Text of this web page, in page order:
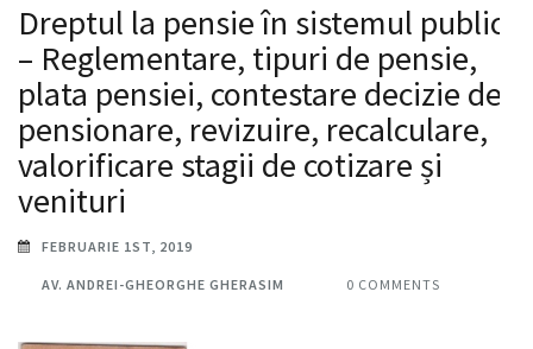
Dreptul la pensie în sistemul public
– Reglementare, tipuri de pensie,
plata pensiei, contestare decizie de
pensionare, revizuire, recalculare,
valorificare stagii de cotizare și
venituri
FEBRUARIE 1ST, 2019
AV. ANDREI-GHEORGHE GHERASIM 0 COMMENTS